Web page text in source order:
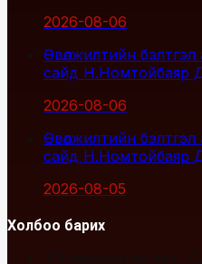
2026-08-06
Өвөлжилтийн
сайд Н.Номтойбаяр
2026-08-06
Өвөлжилтийн
сайд Н.Номтойбаяр
2026-08-05
Холбоо барих